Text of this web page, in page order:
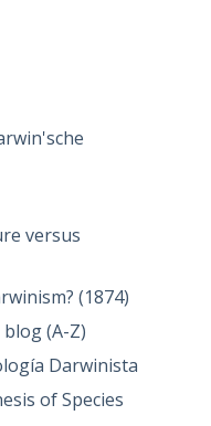
versus
(1874)
(A-Z)
Darwinista
of Species